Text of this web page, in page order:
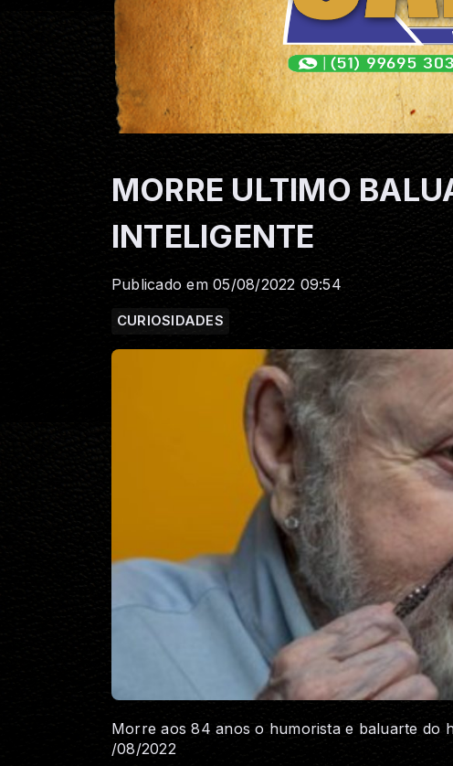
MORRE ULTIMO
INTELIGENTE
Publicado em 05/08/2022 09:54
CURIOSIDADES
Morre aos 84 anos o humorista e baluarte do
/08/2022